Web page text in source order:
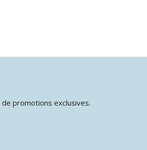
promotions exclusives.